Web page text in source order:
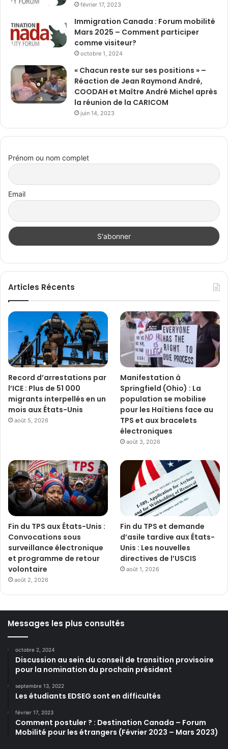
février 17, 2023
Immigration Canada : Forum mobilité
Mars 2025 – Comment participer
comme visiteur?
octobre 1, 2024
« Chacun reste sur ses positions » –
Réaction de Jean Raymond André,
COODAH et Maître André Michel après
la réunion de la CARICOM
juin 14, 2023
Prénom ou nom complet
Email
Articles Récents
Record d’arrestations par
l’ICE : Plus de 51 000
migrants interpellés en un
mois aux États-Unis
août 5, 2026
Manifestation à
Springfield (Ohio) : La
population se mobilise
pour les Haïtiens face au
TPS et aux bracelets
électroniques
août 3, 2026
Fin du TPS aux États-Unis :
Convocations sous
surveillance électronique
et programme de retour
volontaire
août 2, 2026
Fin du TPS et demande
d’asile tardive aux États-
Unis : Les nouvelles
directives de l’USCIS
août 1, 2026
Messages les plus consultés
octobre 2, 2024
Discussion au sein du conseil de transition provisoire
pour la nomination du prochain président
septembre 13, 2022
Les étudiants EDSEG sont en difficultés
février 17, 2023
Comment postuler ? : Destination Canada – Forum
Mobilité pour les étrangers (Février 2023 – Mars 2023)